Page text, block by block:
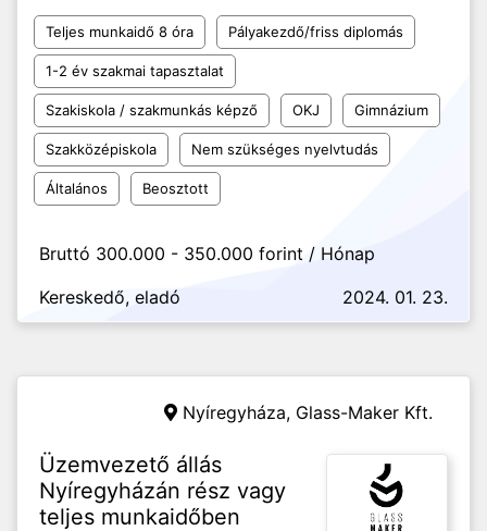
Teljes munkaidő 8 óra Pályakezdő/friss diplomás
1-2 év szakmai tapasztalat
Szakiskola / szakmunkás képző OKJ Gimnázium
Szakközépiskola Nem szükséges nyelvtudás
Általános Beosztott
Bruttó 300.000 - 350.000 forint / Hónap
Kereskedő, eladó
2024. 01. 23.
Nyíregyháza, Glass-Maker Kft.
Üzemvezető állás
Nyíregyházán rész vagy
teljes munkaidőben